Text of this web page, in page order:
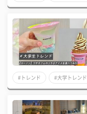
#トレンド #大学トレンド